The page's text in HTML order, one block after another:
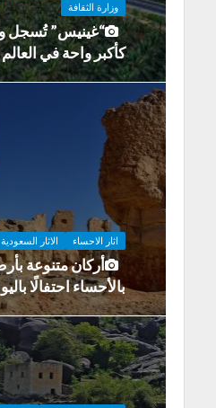
وزارة الثقافة
“غينيس” تُسجل
كأكبر واحة في العالم
اثار الاحساء الاثار السعودية
أركان متنوعة
بالأحساء احتفالًا